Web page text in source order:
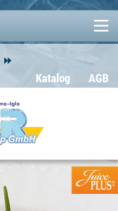
AGB
Katalog